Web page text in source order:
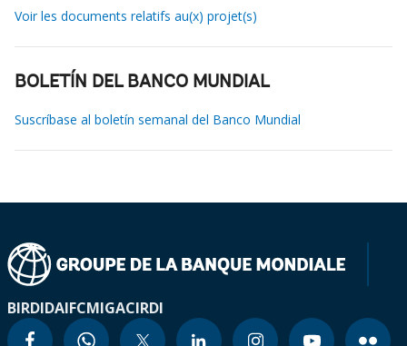
Voir les documents relatifs au(x) projet(s)
BOLETÍN DEL BANCO MUNDIAL
Suscríbase al boletín semanal del Banco Mundial
BIRDIDAIFCMIGACIRDI